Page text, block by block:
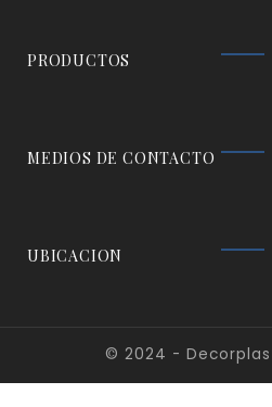
PRODUCTOS
MEDIOS DE CONTACTO
UBICACION
© 2024 -